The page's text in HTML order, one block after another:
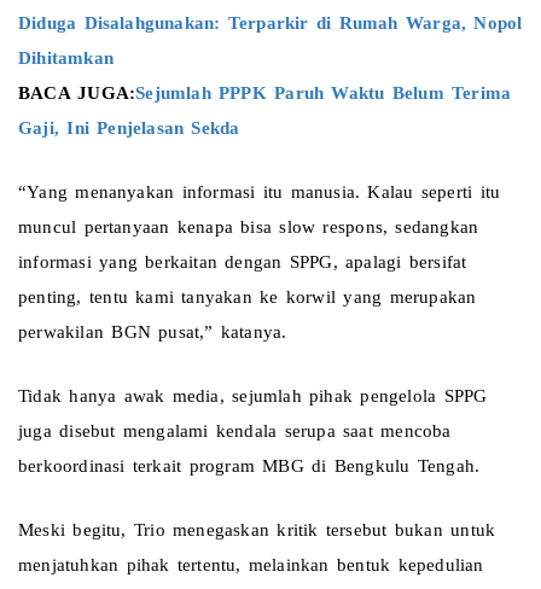
Diduga Disalahgunakan: Terparkir di Rumah Warga, Nopol
Dihitamkan
BACA JUGA:Sejumlah PPPK Paruh Waktu Belum Terima
Gaji, Ini Penjelasan Sekda
“Yang menanyakan informasi itu manusia. Kalau seperti itu
muncul pertanyaan kenapa bisa slow respons, sedangkan
informasi yang berkaitan dengan SPPG, apalagi bersifat
penting, tentu kami tanyakan ke korwil yang merupakan
perwakilan BGN pusat,” katanya.
Tidak hanya awak media, sejumlah pihak pengelola SPPG
juga disebut mengalami kendala serupa saat mencoba
berkoordinasi terkait program MBG di Bengkulu Tengah.
Meski begitu, Trio menegaskan kritik tersebut bukan untuk
menjatuhkan pihak tertentu, melainkan bentuk kepedulian